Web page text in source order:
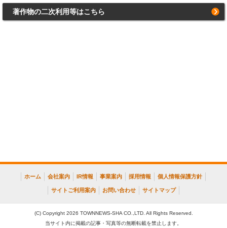
著作物の二次利用等はこちら
ホーム 会社案内 IR情報 事業案内 採用情報 個人情報保護方針
サイトご利用案内 お問い合わせ サイトマップ
(C) Copyright 2026 TOWNNEWS-SHA CO.,LTD. All Rights Reserved.
当サイト内に掲載の記事・写真等の無断転載を禁止します。